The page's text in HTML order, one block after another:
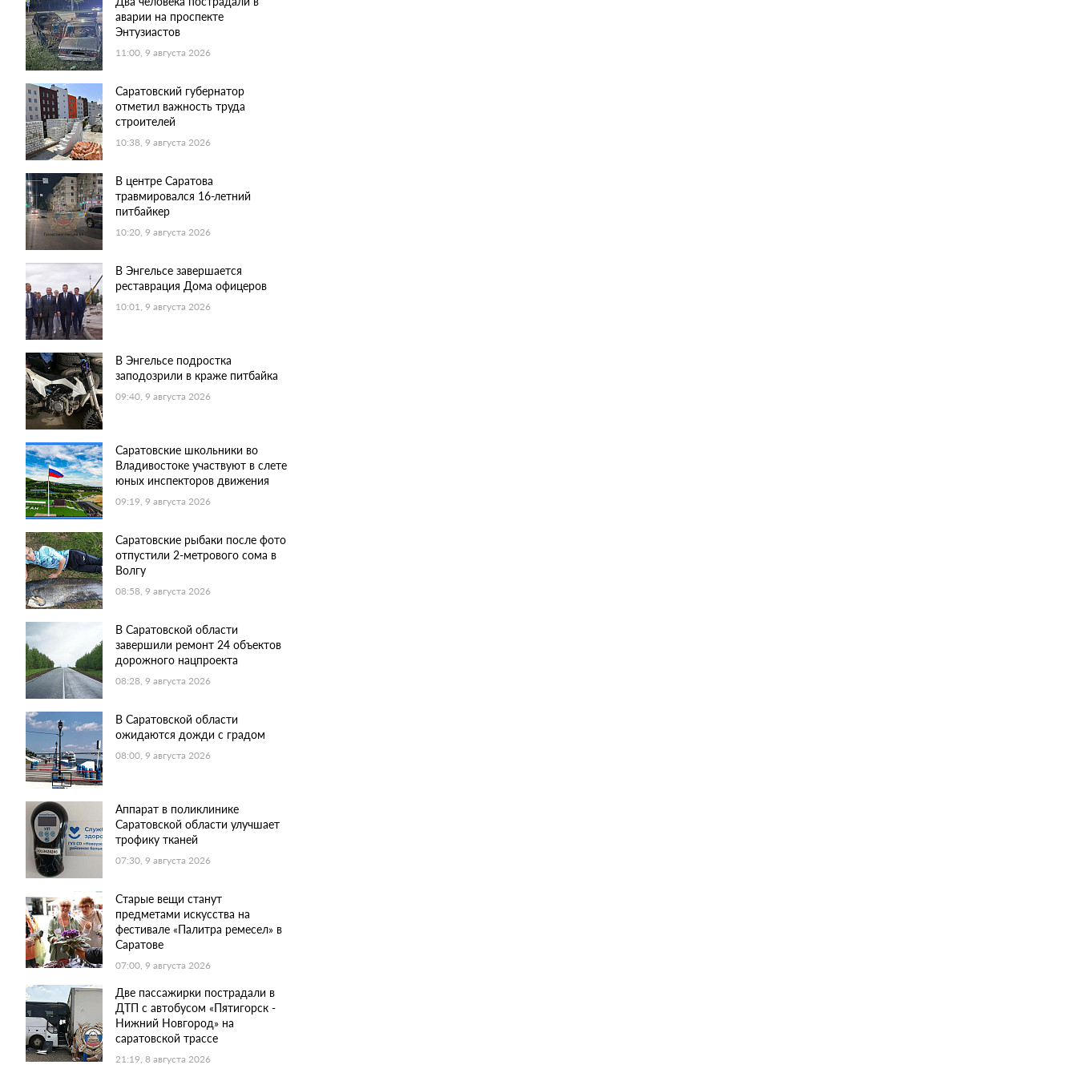
аварии на проспекте
Энтузиастов
11:00, 9 августа 2026
Саратовский губернатор
отметил важность труда
строителей
10:38, 9 августа 2026
В центре Саратова
травмировался 16-летний
питбайкер
10:20, 9 августа 2026
В Энгельсе завершается
реставрация Дома офицеров
10:01, 9 августа 2026
В Энгельсе подростка
заподозрили в краже питбайка
09:40, 9 августа 2026
Саратовские школьники во
Владивостоке участвуют в слете
юных инспекторов движения
09:19, 9 августа 2026
Саратовские рыбаки после фото
отпустили 2-метрового сома в
Волгу
08:58, 9 августа 2026
В Саратовской области
завершили ремонт 24 объектов
дорожного нацпроекта
08:28, 9 августа 2026
В Саратовской области
ожидаются дожди с градом
08:00, 9 августа 2026
Аппарат в поликлинике
Саратовской области улучшает
трофику тканей
07:30, 9 августа 2026
Старые вещи станут
предметами искусства на
фестивале «Палитра ремесел» в
Саратове
07:00, 9 августа 2026
Две пассажирки пострадали в
ДТП с автобусом «Пятигорск -
Нижний Новгород» на
саратовской трассе
21:19, 8 августа 2026